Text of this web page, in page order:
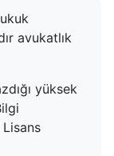
avukatlık
yüksek